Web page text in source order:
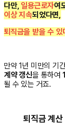
다만, 일용근로자여
이상 지속되었다면,
퇴직금을 받을 수 있
만약 1년 미만의 기
계약 갱신을 통하여
될 수 있는 거죠.
퇴직금 계산